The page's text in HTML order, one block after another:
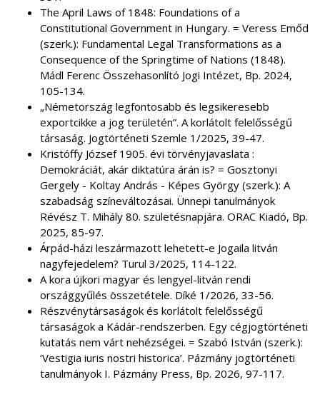
The April Laws of 1848: Foundations of a
Constitutional Government in Hungary. = Veress Emőd
(szerk.): Fundamental Legal Transformations as a
Consequence of the Springtime of Nations (1848).
Mádl Ferenc Összehasonlító Jogi Intézet, Bp. 2024,
105-134.
„Németország legfontosabb és legsikeresebb
exportcikke a jog területén”. A korlátolt felelősségű
társaság. Jogtörténeti Szemle 1/2025, 39-47.
Kristóffy József 1905. évi törvényjavaslata :
Demokráciát, akár diktatúra árán is? = Gosztonyi
Gergely - Koltay András - Képes György (szerk.): A
szabadság színeváltozásai. Ünnepi tanulmányok
Révész T. Mihály 80. születésnapjára. ORAC Kiadó, Bp.
2025, 85-97.
Árpád-házi leszármazott lehetett-e Jogaila litván
nagyfejedelem? Turul 3/2025, 114-122.
A kora újkori magyar és lengyel-litván rendi
országgyűlés összetétele. Díké 1/2026, 33-56.
Részvénytársaságok és korlátolt felelősségű
társaságok a Kádár-rendszerben. Egy cégjogtörténeti
kutatás nem várt nehézségei. = Szabó István (szerk.):
‘Vestigia iuris nostri historica’. Pázmány jogtörténeti
tanulmányok I. Pázmány Press, Bp. 2026, 97-117.